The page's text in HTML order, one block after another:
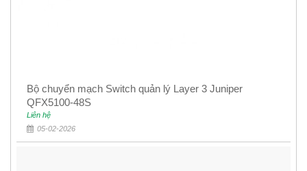
Bộ chuyển mạch Switch quản lý Layer 3 Juniper
QFX5100-48S
Liên hệ
05-02-2026